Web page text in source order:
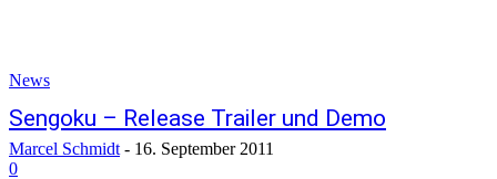
News
Sengoku – Release Trailer und Demo
Marcel Schmidt - 16. September 2011
0